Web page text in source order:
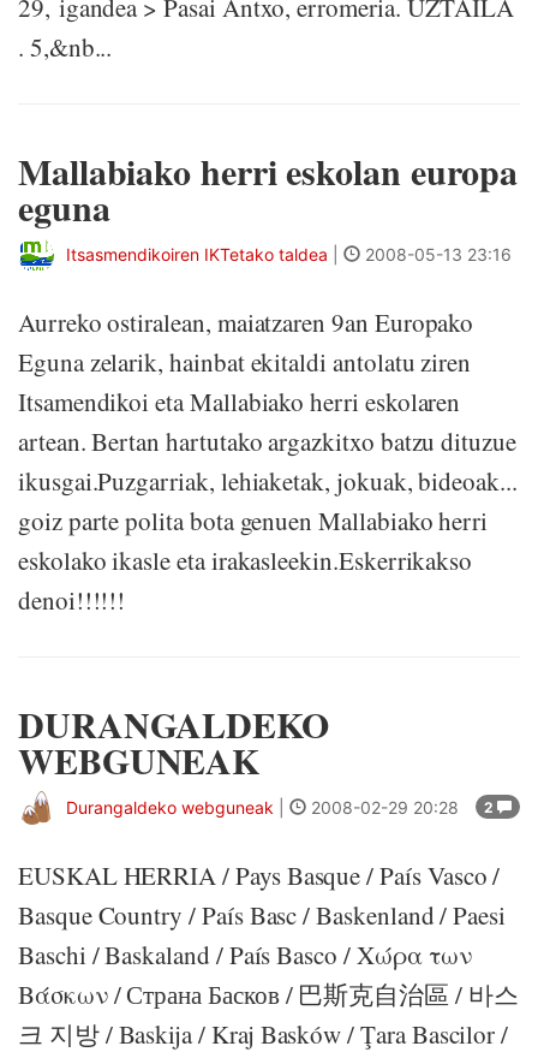
29, igandea > Pasai Antxo, erromeria. UZTAILA
. 5,&nb...
Mallabiako herri eskolan europa
eguna
Itsasmendikoiren IKTetako taldea 2008-05-13 23:16
Aurreko ostiralean, maiatzaren 9an Europako
Eguna zelarik, hainbat ekitaldi antolatu ziren
Itsamendikoi eta Mallabiako herri eskolaren
artean. Bertan hartutako argazkitxo batzu dituzue
ikusgai.Puzgarriak, lehiaketak, jokuak, bideoak...
goiz parte polita bota genuen Mallabiako herri
eskolako ikasle eta irakasleekin.Eskerrikakso
denoi!!!!!!
DURANGALDEKO
WEBGUNEAK
2
Durangaldeko webguneak 2008-02-29 20:28
EUSKAL HERRIA / Pays Basque / País Vasco /
Basque Country / País Basc / Baskenland / Paesi
Baschi / Baskaland / País Basco / Χώρα των
Βάσκων / Страна Басков / 巴斯克自治區 / 바스
크 지방 / Baskija / Kraj Basków / Ţara Bascilor /